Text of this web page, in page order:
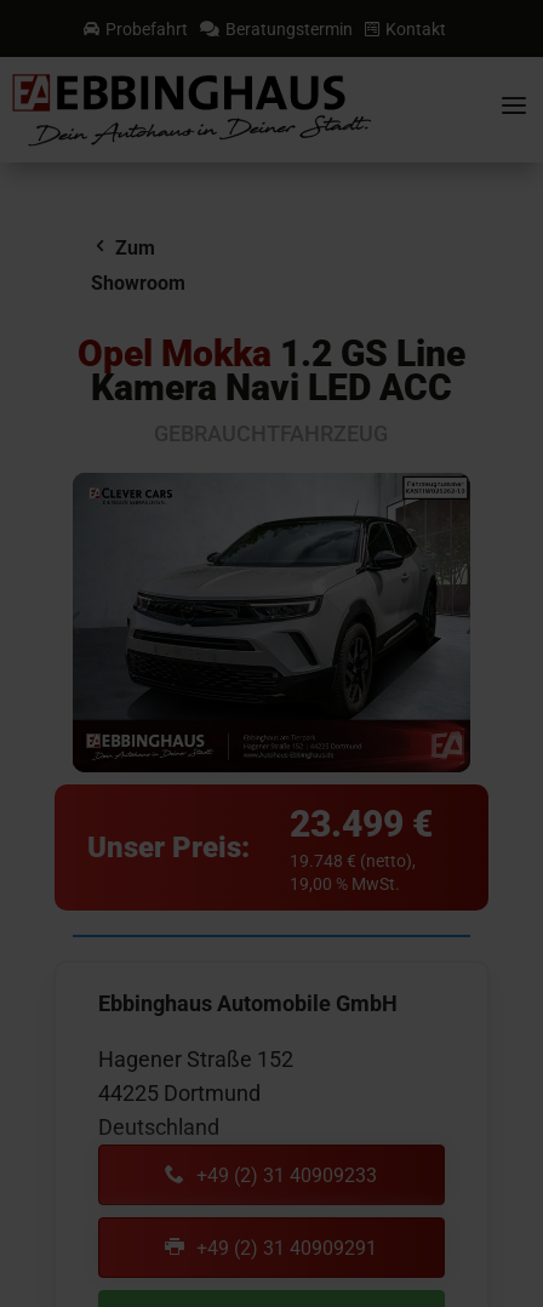
 Probefahrt  Beratungstermin  Kontakt
a
Zum
Showroom
Opel Mokka 1.2 GS Line
Kamera Navi LED ACC
Unser Preis:
23.499 €
19.748 € (netto),
19,00 % MwSt.
Ebbinghaus Automobile GmbH
Hagener Straße 152
44225 Dortmund
Deutschland
+49 (2) 31 40909233
+49 (2) 31 40909291